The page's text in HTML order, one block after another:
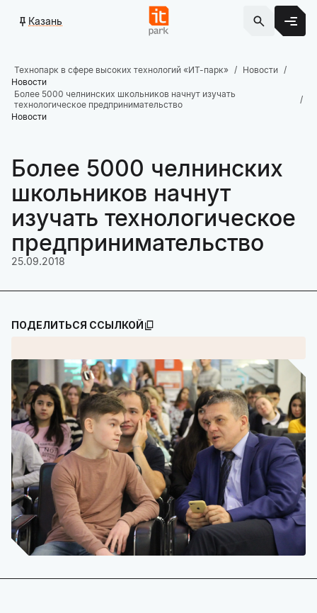
Казань
Технопарк в сфере высоких технологий «ИТ-парк»
Новости
Новости
Более 5000 челнинских школьников начнут изучать
технологическое предпринимательство
Новости
Более 5000 челнинских
школьников начнут
изучать технологическое
предпринимательство
25.09.2018
ПОДЕЛИТЬСЯ ССЫЛКОЙ